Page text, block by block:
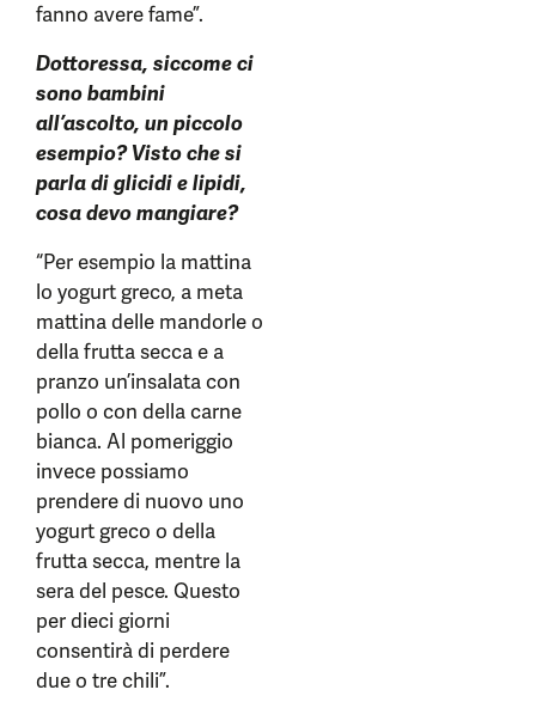
fanno avere fame”.
Dottoressa, siccome ci
sono bambini
all’ascolto, un piccolo
esempio? Visto che si
parla di glicidi e lipidi,
cosa devo mangiare?
“Per esempio la mattina
lo yogurt greco, a meta
mattina delle mandorle o
della frutta secca e a
pranzo un’insalata con
pollo o con della carne
bianca. Al pomeriggio
invece possiamo
prendere di nuovo uno
yogurt greco o della
frutta secca, mentre la
sera del pesce. Questo
per dieci giorni
consentirà di perdere
due o tre chili”.